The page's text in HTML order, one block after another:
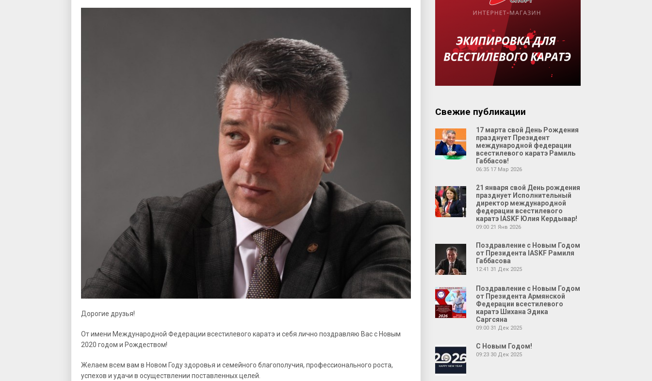
Дорогие друзья!
От имени Международной Федерации всестилевого каратэ и себя лично поздравляю Вас с Новым
2020 годом и Рождеством!
Желаем всем вам в Новом Году здоровья и семейного благополучия, профессионального роста,
успехов и удачи в осуществлении поставленных целей.
Свежие публикации
17 марта свой День Рождения
празднует Президент
международной федерации
всестилевого каратэ Рамиль
Габбасов!
06:35 17 Мар 2026
21 января свой День рождения
празднует Исполнительный
директор международной
федерации всестилевого
каратэ IASKF Юлия Кердывар!
09:00 21 Янв 2026
Поздравление с Новым Годом
от Президента IASKF Рамиля
Габбасова
12:41 31 Дек 2025
Поздравление с Новым Годом
от Президента Армянской
Федерации всестилевого
каратэ Шихана Эдика
Саргсяна
09:00 31 Дек 2025
С Новым Годом!
09:23 30 Дек 2025